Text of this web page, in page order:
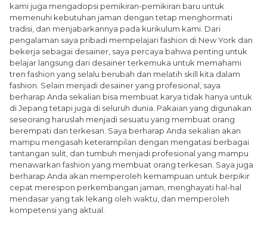
kami juga mengadopsi pemikiran-pemikiran baru untuk
memenuhi kebutuhan jaman dengan tetap menghormati
tradisi, dan menjabarkannya pada kurikulum kami. Dari
pengalaman saya pribadi mempelajari fashion di New York dan
bekerja sebagai desainer, saya percaya bahwa penting untuk
belajar langsung dari desainer terkemuka untuk memahami
tren fashion yang selalu berubah dan melatih skill kita dalam
fashion. Selain menjadi desainer yang profesional, saya
berharap Anda sekalian bisa membuat karya tidak hanya untuk
di Jepang tetapi juga di seluruh dunia. Pakaian yang digunakan
seseorang haruslah menjadi sesuatu yang membuat orang
berempati dan terkesan. Saya berharap Anda sekalian akan
mampu mengasah keterampilan dengan mengatasi berbagai
tantangan sulit, dan tumbuh menjadi profesional yang mampu
menawarkan fashion yang membuat orang terkesan. Saya juga
berharap Anda akan memperoleh kemampuan untuk berpikir
cepat merespon perkembangan jaman, menghayati hal-hal
mendasar yang tak lekang oleh waktu, dan memperoleh
kompetensi yang aktual.